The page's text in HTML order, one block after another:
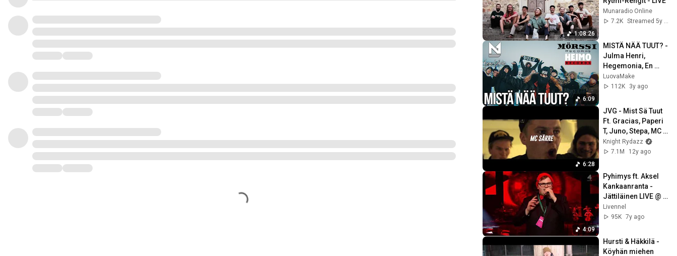
11
3:49
Lentävii
Tulvamedia
12
TULVA LIVE #9:
Lyömättömät - Represent
Tulvamedia
13
3:23
TULVA LIVE #12: Olli PA -
Oman Pihan Porukasta
Tulvamedia
4:14
TULVA LIVE #13: KSP -
Tulvamedia
1:08:26
Munaradio Online
7.2K
Streamed 5y ago
6:09
MISTÄ NÄÄ TUUT? -
Julma Henri,
Hegemonia, En
kiellä enkä myönnä,
Henry K, Mactopias,
LuovaMake
112K
3y ago
6:28
JVG - Mist Sä Tuut
Ft. Gracias, Paperi
T, Juno, Stepa, MC
Särre, Gasellit,
Kube
Knight Rydazz
7.1M
12y ago
4:09
Pyhimys ft. Aksel
Kankaanranta -
Jättiläinen LIVE @
Emma Gaala 2019
Livennel
95K 7y ago
Hursti & Häkkilä -
Köyhän miehen